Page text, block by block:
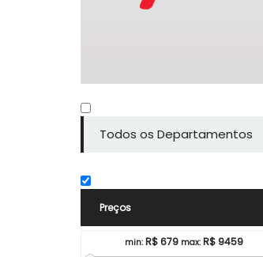
Todos os Departamentos
Preços
min:R$679 max:R$ 9459